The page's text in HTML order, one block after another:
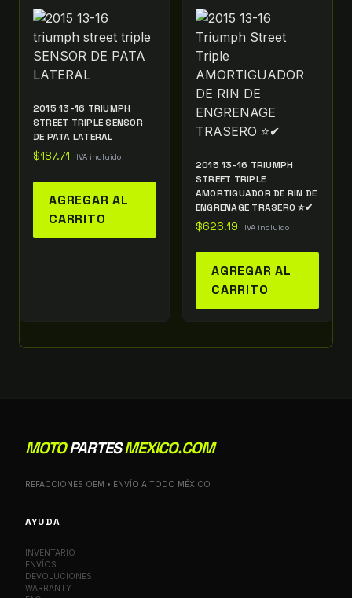
2015 13-16 TRIUMPH
STREET TRIPLE SENSOR
DE PATA LATERAL
$187.71 IVA incluido
AGREGAR AL
CARRITO
2015 13-16 TRIUMPH
STREET TRIPLE
AMORTIGUADOR DE RIN DE
ENGRENAGE TRASERO ⭐✔
$626.19 IVA incluido
AGREGAR AL
CARRITO
MOTOPARTESMEXICO.COM
REFACCIONES OEM • ENVÍO A TODO MÉXICO
AYUDA
INVENTARIO
ENVÍOS
DEVOLUCIONES
WARRANTY